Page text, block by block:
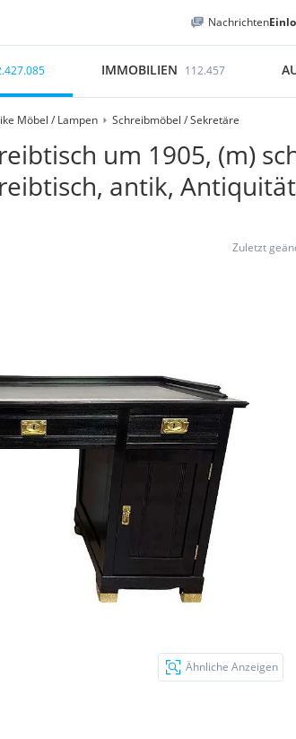
Nachrichten
IMMOBILIEN 112.457
Möbel / Lampen Schreibmöbel / Sekretäre
um 1905, (m)
antik,
Zuletzt
Ähnliche Anzeigen